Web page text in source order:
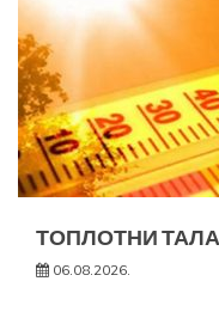
ТОПЛОТНИ
06.08.2026.